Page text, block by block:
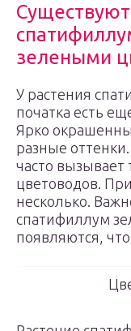
зелеными
У растения
початка есть
Ярко
разные
часто вызывает
цветоводов.
несколько.
спатифиллум
появляются,